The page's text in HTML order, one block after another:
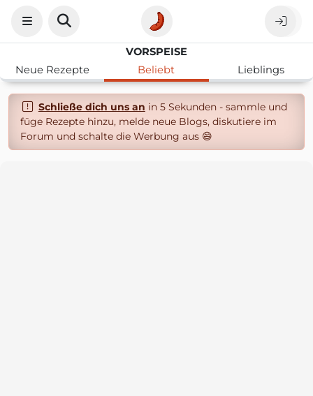
VORSPEISE
Neue Rezepte
Beliebt Lieblings
Schließe dich uns an in 5 Sekunden - sammle und
füge Rezepte hinzu, melde neue Blogs, diskutiere im
Forum und schalte die Werbung aus 😄